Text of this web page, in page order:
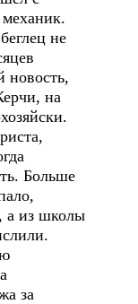
не
новость,
на
Больше
а из школы
за